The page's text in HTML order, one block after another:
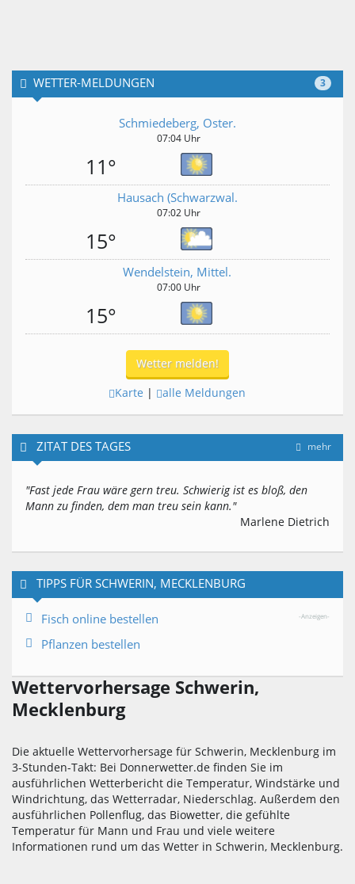
3
WETTER-MELDUNGEN
Schmiedeberg, Oster.
07:04 Uhr
11°
Hausach (Schwarzwal.
07:02 Uhr
15°
Wendelstein, Mittel.
07:00 Uhr
15°
Wetter melden!
Karte | alle Meldungen
mehr
ZITAT DES TAGES
"Fast jede Frau wäre gern treu. Schwierig ist es bloß, den
Mann zu finden, dem man treu sein kann."
Marlene Dietrich
TIPPS FÜR SCHWERIN, MECKLENBURG
-Anzeigen-
Fisch online bestellen
Pflanzen bestellen
Wettervorhersage Schwerin,
Mecklenburg
Die aktuelle Wettervorhersage für Schwerin, Mecklenburg im
3-Stunden-Takt: Bei Donnerwetter.de finden Sie im
ausführlichen Wetterbericht die Temperatur, Windstärke und
Windrichtung, das Wetterradar, Niederschlag. Außerdem den
ausführlichen Pollenflug, das Biowetter, die gefühlte
Temperatur für Mann und Frau und viele weitere
Informationen rund um das Wetter in Schwerin, Mecklenburg.